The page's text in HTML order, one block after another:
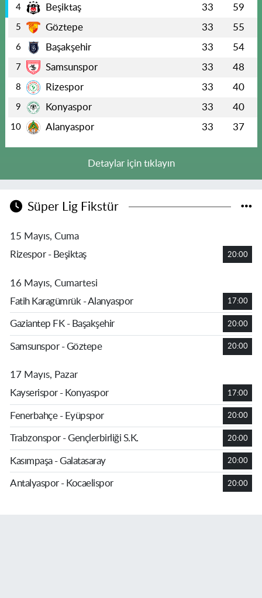
4 Beşiktaş 33 59
5 Göztepe 33 55
6 Başakşehir 33 54
7 Samsunspor 33 48
8 Rizespor 33 40
9 Konyaspor 33 40
10 Alanyaspor 33 37
Detaylar için tıklayın
Süper Lig Fikstür
15 Mayıs, Cuma
Rizespor - Beşiktaş
20:00
16 Mayıs, Cumartesi
Fatih Karagümrük - Alanyaspor
17:00
Gaziantep FK - Başakşehir 20:00
Samsunspor - Göztepe 20:00
17 Mayıs, Pazar
Kayserispor - Konyaspor
17:00
Fenerbahçe - Eyüpspor 20:00
Trabzonspor - Gençlerbirliği S.K. 20:00
Kasımpaşa - Galatasaray 20:00
Antalyaspor - Kocaelispor 20:00